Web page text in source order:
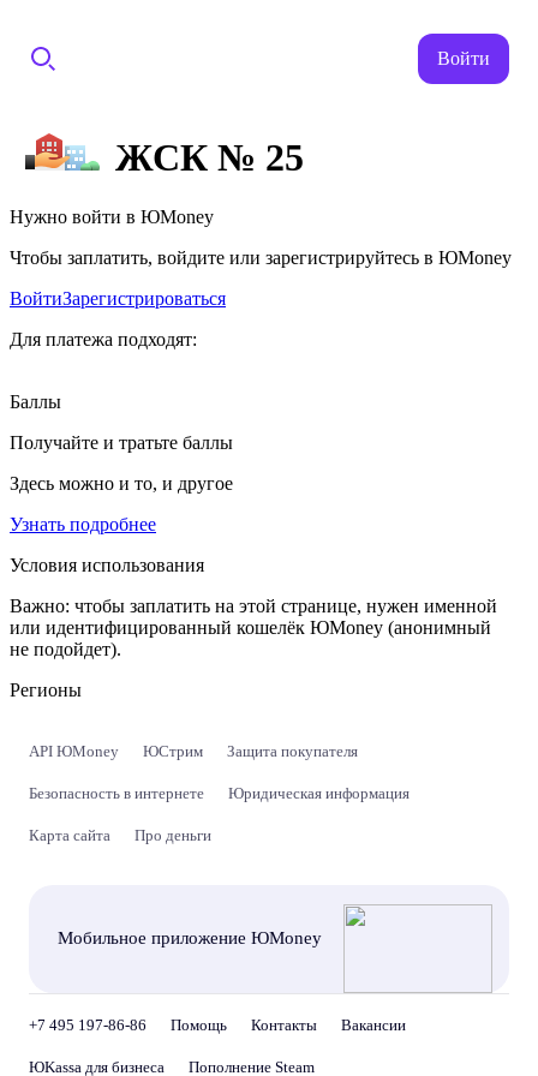
Войти
ЖСК № 25
Нужно войти в ЮMoney
Чтобы заплатить, войдите или зарегистрируйтесь в ЮMoney
ВойтиЗарегистрироваться
Для платежа подходят:
Баллы
Получайте и тратьте баллы
Здесь можно и то, и другое
Узнать подробнее
Условия использования
Важно: чтобы заплатить на этой странице, нужен именной
или идентифицированный кошелёк ЮMoney (анонимный
не подойдет).
Регионы
API ЮMoney ЮСтрим Защита покупателя
Безопасность в интернете Юридическая информация
Карта сайта Про деньги
Мобильное приложение ЮMoney
+7 495 197-86-86 Помощь Контакты Вакансии
ЮKassa для бизнеса Пополнение Steam